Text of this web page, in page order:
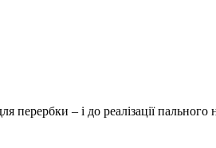
перербки – і до реалізації